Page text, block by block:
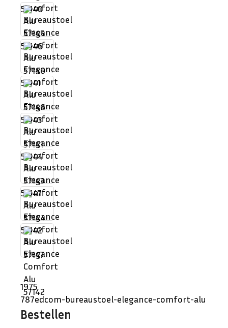
57140
57146
57141
57143
57144
57147
57142
1975
787edcom-bureaustoel-elegance-comfort-alu
Bestellen